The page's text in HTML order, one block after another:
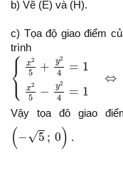
b) Vẽ (E) và (H).
c) Tọa độ giao điểm
trình
⎧
⎨
⎩
x2
5 + y2
4 = 1
x2
5 − y2
4 = 1
⇔
{x25 4=
Vậy tọa đô giao
(−√5 ; 0)
(− 0)
.